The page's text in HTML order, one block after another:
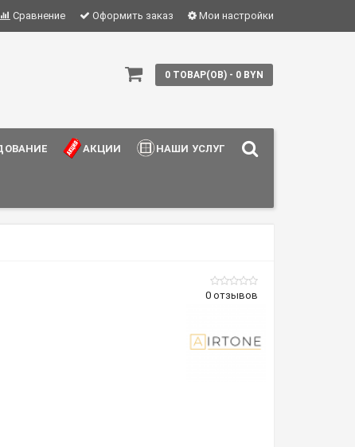
Сравнение Оформить заказ Мои настройки
0 ТОВАР(ОВ) - 0 BYN
АКЦИИ НАШИ УСЛУГИ
0 отзывов